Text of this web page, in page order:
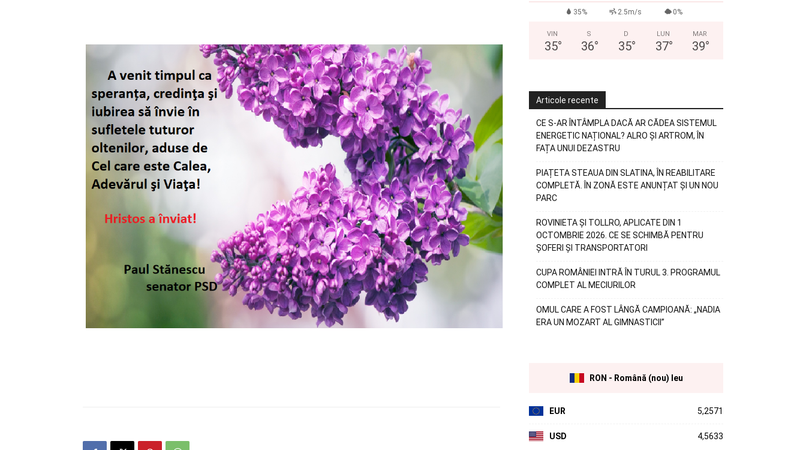
35% 2.5m/s 0%
VIN
35°
S
36°
D
35°
LUN
37°
MAR
39°
Articole recente
CE S-AR ÎNTÂMPLA DACĂ AR CĂDEA SISTEMUL
ENERGETIC NAȚIONAL? ALRO ȘI ARTROM, ÎN
FAȚA UNUI DEZASTRU
PIAȚETA STEAUA DIN SLATINA, ÎN REABILITARE
COMPLETĂ. ÎN ZONĂ ESTE ANUNȚAT ȘI UN NOU
PARC
ROVINIETA ȘI TOLLRO, APLICATE DIN 1
OCTOMBRIE 2026. CE SE SCHIMBĂ PENTRU
ȘOFERI ȘI TRANSPORTATORI
CUPA ROMÂNIEI INTRĂ ÎN TURUL 3. PROGRAMUL
COMPLET AL MECIURILOR
OMUL CARE A FOST LÂNGĂ CAMPIOANĂ: „NADIA
ERA UN MOZART AL GIMNASTICII”
RON - Română (nou) leu
EUR 5,2571
USD 4,5633